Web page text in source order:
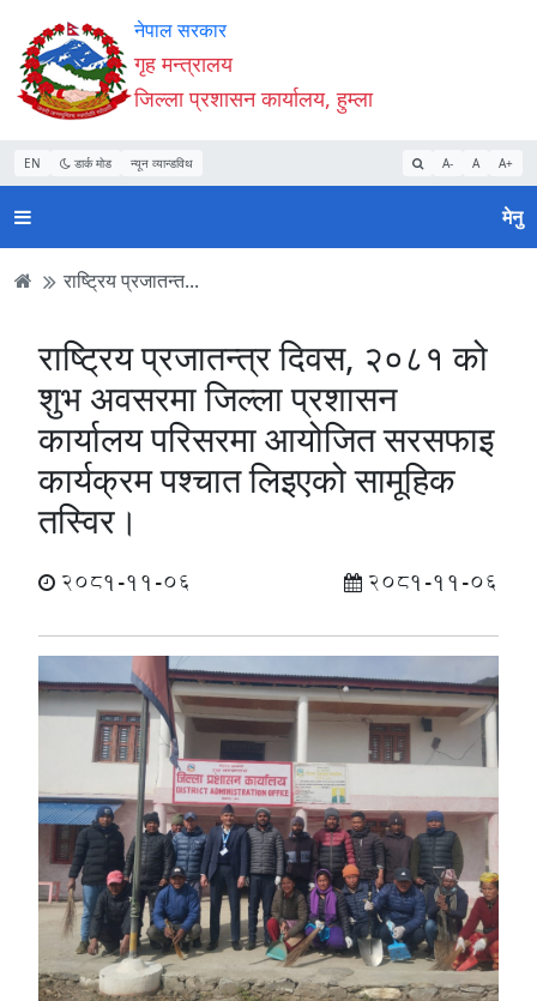
Accessibility
Mode
सुरु
गर्नुहोस्
सामाग्री
पढ्नुहाेस्
नेभिगेसन
पढ्नुहाेस्
वेबसाइट
खोजमा
जानुहोस्
नेपाल सरकार
गृह मन्त्रालय
जिल्ला प्रशासन कार्यालय, हुम्ला
EN डार्क मोड न्यून व्यान्डविथ A- A A+
मेनु
राष्ट्रिय प्रजातन्‍त...
राष्ट्रिय प्रजातन्‍त्र दिवस, २०८१ को
शुभ अवसरमा जिल्ला प्रशासन
कार्यालय परिसरमा आयोजित सरसफाइ
कार्यक्रम पश्‍चात लिइएको सामूहिक
तस्विर।
2081-11-06 2081-11-06